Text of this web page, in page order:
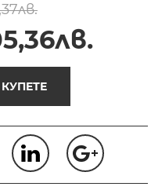
КУПЕТЕ